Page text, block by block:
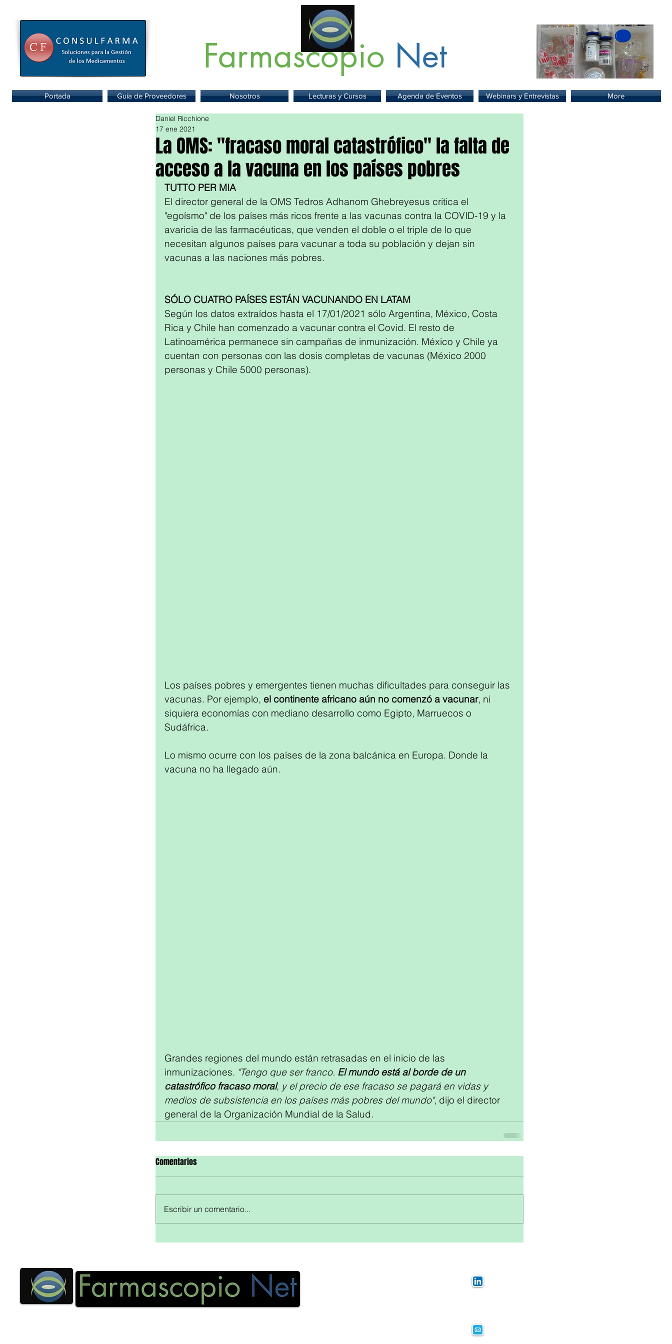
Farmascopio Net
Portada Guía de Proveedores Nosotros Lecturas y Cursos Agenda de Eventos Webinars y Entrevistas More
La OMS: "fracaso moral catastrófico" la falta de
acceso a la vacuna en los países pobres
Daniel Ricchione
17 ene 2021
TUTTO PER MIA
El director general de la OMS Tedros Adhanom Ghebreyesus critica el
"egoísmo" de los países más ricos frente a las vacunas contra la COVID-19 y la
avaricia de las farmacéuticas, que venden el doble o el triple de lo que
necesitan algunos países para vacunar a toda su población y dejan sin
vacunas a las naciones más pobres.
SÓLO CUATRO PAÍSES ESTÁN VACUNANDO EN LATAM
Según los datos extraídos hasta el 17/01/2021 sólo Argentina, México, Costa
Rica y Chile han comenzado a vacunar contra el Covid. El resto de
Latinoamérica permanece sin campañas de inmunización. México y Chile ya
cuentan con personas con las dosis completas de vacunas (México 2000
personas y Chile 5000 personas).
Los países pobres y emergentes tienen muchas dificultades para conseguir las
vacunas. Por ejemplo, el continente africano aún no comenzó a vacunar, ni
siquiera economías con mediano desarrollo como Egipto, Marruecos o
Sudáfrica.
Lo mismo ocurre con los países de la zona balcánica en Europa. Donde la
vacuna no ha llegado aún.
Grandes regiones del mundo están retrasadas en el inicio de las
inmunizaciones. "Tengo que ser franco. El mundo está al borde de un
catastrófico fracaso moral, y el precio de ese fracaso se pagará en vidas y
medios de subsistencia en los países más pobres del mundo", dijo el director
general de la Organización Mundial de la Salud.
Comentarios
Escribir un comentario...